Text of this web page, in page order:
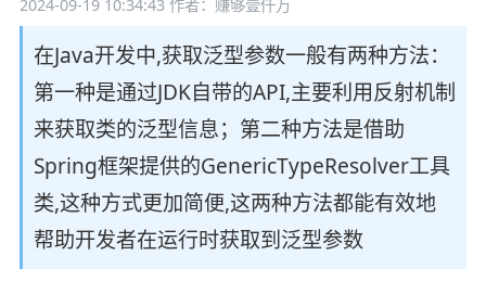
2024-09-19 10:34:43作者：赚够壹仟万
在Java开发中,获取泛型参数一般有两种方法：
第一种是通过JDK自带的API,主要利用反射机制
来获取类的泛型信息；第二种方法是借助
Spring框架提供的GenericTypeResolver工具
类,这种方式更加简便,这两种方法都能有效地
帮助开发者在运行时获取到泛型参数